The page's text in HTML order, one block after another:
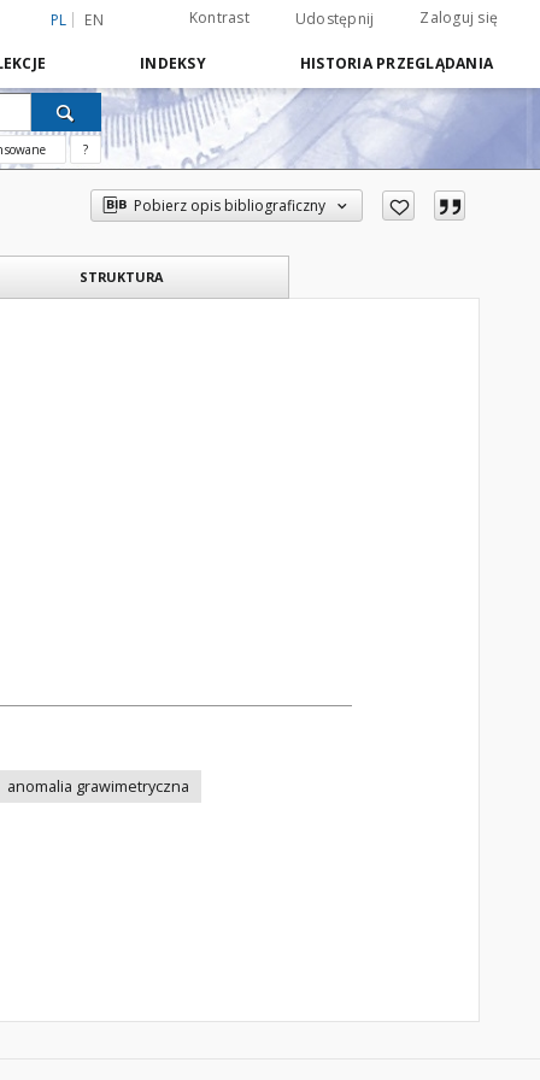
PL EN Kontrast Udostępnij Zaloguj się
INDEKSY HISTORIA PRZEGLĄDANIA
?
Pobierz opis bibliograficzny
STRUKTURA
anomalia grawimetryczna